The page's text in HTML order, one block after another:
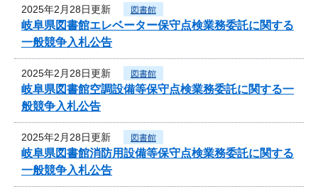
2025年2月28日更新 図書館
岐阜県図書館エレベーター保守点検業務委託に関する
一般競争入札公告
2025年2月28日更新 図書館
岐阜県図書館空調設備等保守点検業務委託に関する一
般競争入札公告
2025年2月28日更新 図書館
岐阜県図書館消防用設備等保守点検業務委託に関する
一般競争入札公告